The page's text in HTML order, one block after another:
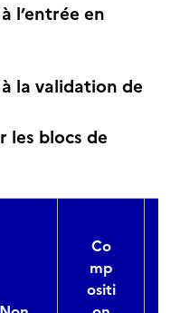
l’entrée en
la validation de
les blocs de
Co
mp
ositi